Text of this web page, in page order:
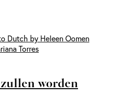
Dutch by Heleen Oomen
Torres
worden